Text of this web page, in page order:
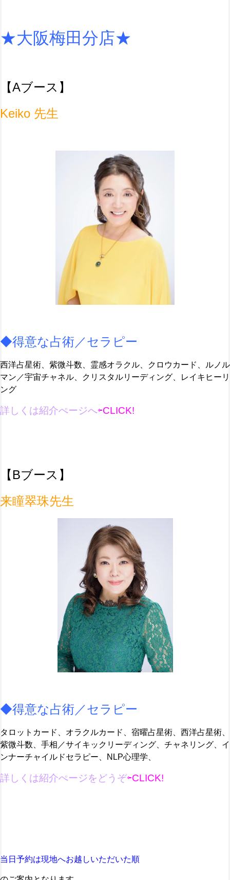
★大阪梅田分店★
【Aブース】
Keiko 先生
◆得意な占術／セラピー
西洋占星術、紫微斗数、霊感オラクル、クロウカード、ルノル
マン／宇宙チャネル、クリスタルリーディング、レイキヒーリ
ング
詳しくは紹介ぺージへ⇦CLICK!
【Bブース】
来瞳翠珠先生
◆得意な占術／セラピー
タロットカード、オラクルカード、宿曜占星術、西洋占星術、
紫微斗数、手相／サイキックリーディング、チャネリング、イ
ンナーチャイルドセラピー、NLP心理学、
詳しくは紹介ぺージを どうぞ⇦CLICK!
当日予約は現地へお越しいただいた順